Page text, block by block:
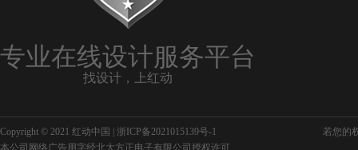
专业在线设计服务平台
找设计，上红动
Copyright © 2021 红动中国 | 浙ICP备2021015139号-1
若您的
本公司网络广告用字经北大方正电子有限公司授权许可